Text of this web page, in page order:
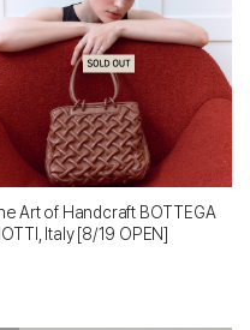
Art of Handcraft BOTTEGA
Italy [8/19 OPEN]